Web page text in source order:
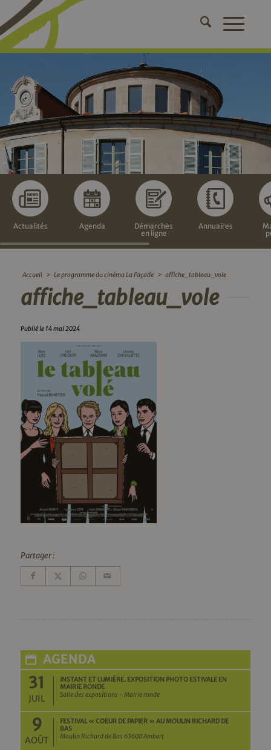
Actualités Agenda
Démarches
en ligne
Annuaires
Accueil > Le programme du cinéma La Façade > affiche_tableau_vole
affiche_tableau_vole
Publié le 14 mai 2024
Partager :
AGENDA
31
JUIL
INSTANT ET LUMIÈRE. EXPOSITION PHOTO ESTIVALE EN
MAIRIE RONDE
Salle des expositions - Mairie ronde
9
AOÛT
FESTIVAL « COEUR DE PAPIER » AU MOULIN RICHARD DE
BAS
Moulin Richard de Bas 63600 Ambert